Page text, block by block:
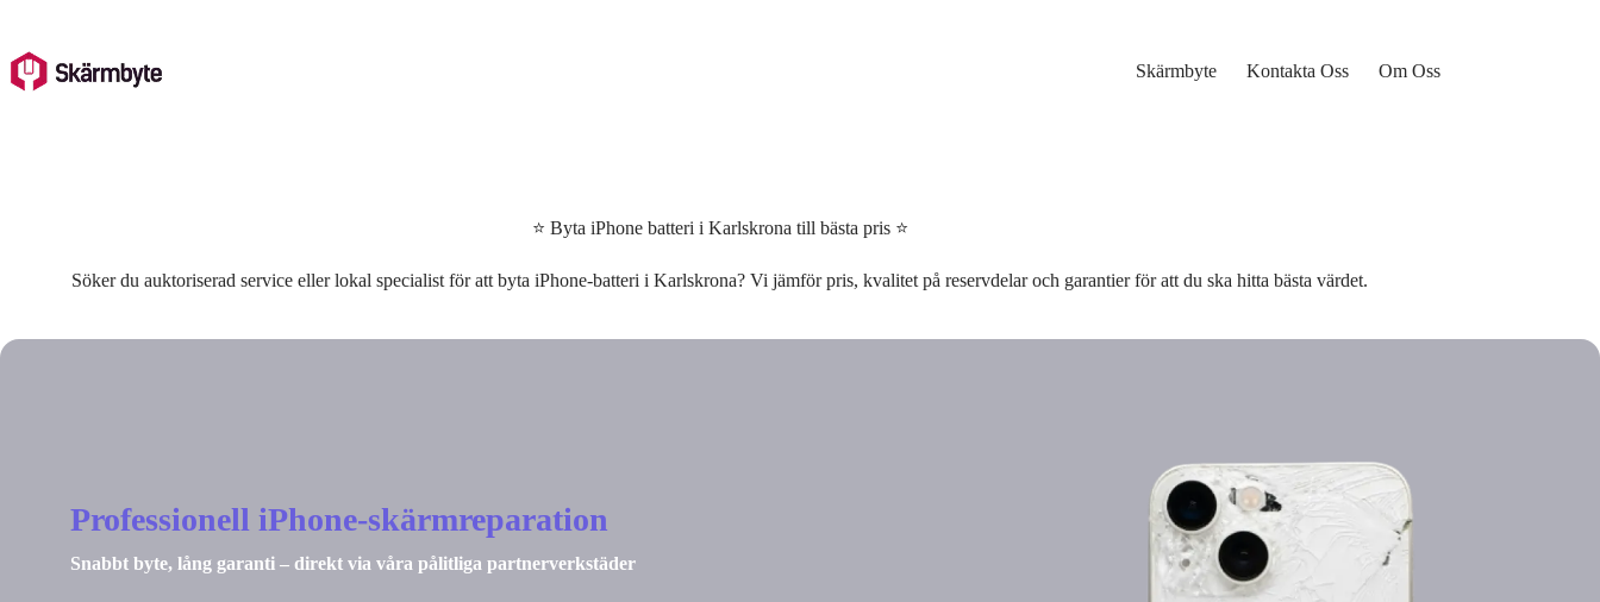
content
Skärmbyte
Kontakta Oss Om Oss
⭐ Byta iPhone batteri i Karlskrona till bästa pris ⭐
Söker du auktoriserad service eller lokal specialist för att byta iPhone-batteri i Karlskrona? Vi jämför pris, kvalitet på reservdelar och garantier för att du ska hitta bästa värdet.
Professionell iPhone-skärmreparation
Snabbt byte, lång garanti – direkt via våra pålitliga partnerverkstäder